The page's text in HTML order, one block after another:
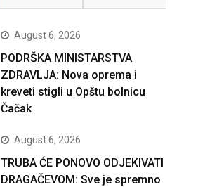
August 6, 2026
PODRŠKA MINISTARSTVA
ZDRAVLJA: Nova oprema i
kreveti stigli u Opštu bolnicu
Čačak
August 6, 2026
TRUBA ĆE PONOVO ODJEKIVATI
DRAGAČEVOM: Sve je spremno